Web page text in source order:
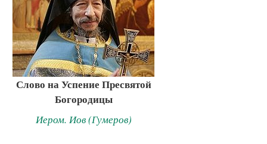
Слово на Успение Пресвятой
Богородицы
Иером. Иов (Гумеров)